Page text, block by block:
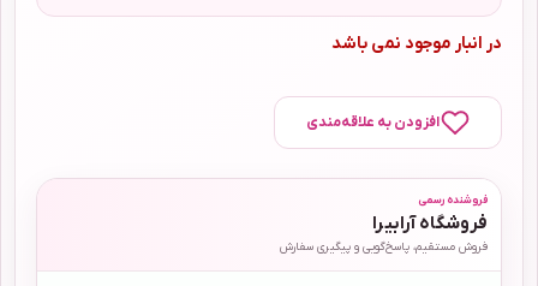
در انبار موجود نمی باشد
افزودن به علاقه‌مندی
فروشنده رسمی
فروشگاه آرابیرا
فروش مستقیم، پاسخ‌گویی و پیگیری سفارش